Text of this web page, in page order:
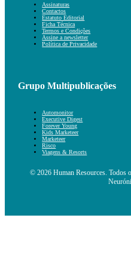
Assinaturas
Contactos
Estatuto Editorial
Ficha Técnica
Termos e Condições
Assine a newsletter
Política de Privacidade
Grupo Multipublicações
Automonitor
Executive Digest
Forever Young
Kids Marketeer
Marketeer
Risco
Viagens & Resorts
© 2026 Human Resources. Todos